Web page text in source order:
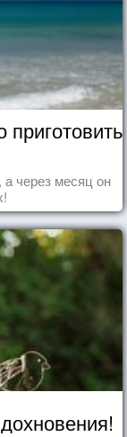
приготовить
через месяц он